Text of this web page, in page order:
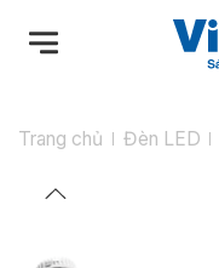
qua
dungTrang chủ Đèn LED